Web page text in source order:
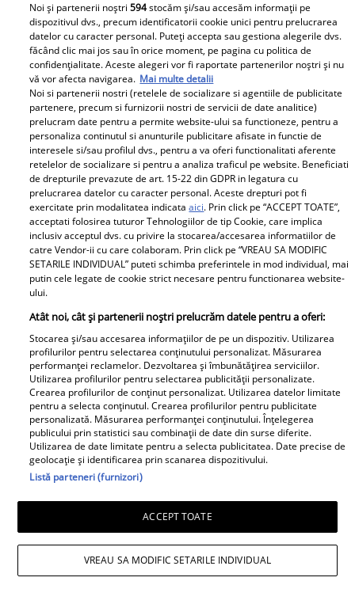
E BREAKING NEWS-UL
lunii în politica
românească,
doamnelor,
domnișoarelor și
domnilor! Astăzi, Sorin
Grindeanu a făcut
ANUNȚUL pe care nici
colegii lui nu se
așteptau să-l audă. Într-
o mișcare FULGER,
liderul PSD tocmai a dat
o veste importantă
E breaking în lumea
mondenă! DESPĂRȚIRE
cu scântei în showbiz-ul
românesc! Îndrăgita
noastră vedetă a
recunoscut TOT, dar
tooot: „Mă abțin să nu-i
scriu. Am făcut
scandal!” Ce s-a
întâmplat e...
Tocmai a picat
adevărata 💣în showbiz!
Cabral rupe tăcerea
despre DIVORȚUL de
Andreea Ibacka, iar ce a
putut face public a
stârnit valuri și valuri de
Noi și partenerii noștri594stocăm și/sau accesăm informații pe
dispozitivul dvs., precum identificatorii cookie unici pentru prelucrarea
datelor cu caracter personal. Puteți accepta sau gestiona alegerile dvs.
făcând clic mai jos sau în orice moment, pe pagina cu politica de
confidențialitate. Aceste alegeri vor fi raportate partenerilor noștri și nu
vă vor afecta navigarea. Mai multe detalii
Noi si partenerii nostri (retelele de socializare si agentiile de publicitate
partenere, precum si furnizorii nostri de servicii de date analitice)
prelucram date pentru a permite website-ului sa functioneze, pentru a
personaliza continutul si anunturile publicitare afisate in functie de
interesele si/sau profilul dvs., pentru a va oferi functionalitati aferente
retelelor de socializare si pentru a analiza traficul pe website. Beneficiati
de drepturile prevazute de art. 15-22 din GDPR in legatura cu
prelucrarea datelor cu caracter personal. Aceste drepturi pot fi
exercitate prin modalitatea indicataaici. Prin click pe “ACCEPT TOATE”,
acceptati folosirea tuturor Tehnologiilor de tip Cookie, care implica
inclusiv acceptul dvs. cu privire la stocarea/accesarea informatiilor de
catre Vendor-ii cu care colaboram. Prin click pe “VREAU SA MODIFIC
SETARILE INDIVIDUAL” puteti schimba preferintele in mod individual, mai
putin cele legate de cookie strict necesare pentru functionarea website-
ului.
Atât noi, cât și partenerii noștri prelucrăm datele pentru a oferi:
Stocarea și/sau accesarea informațiilor de pe un dispozitiv. Utilizarea
profilurilor pentru selectarea conținutului personalizat. Măsurarea
performanței reclamelor. Dezvoltarea și îmbunătățirea serviciilor.
Utilizarea profilurilor pentru selectarea publicității personalizate.
Crearea profilurilor de conținut personalizat. Utilizarea datelor limitate
pentru a selecta conținutul. Crearea profilurilor pentru publicitate
personalizată. Măsurarea performanței conținutului. Înțelegerea
publicului prin statistici sau combinații de date din surse diferite.
Utilizarea de date limitate pentru a selecta publicitatea. Date precise de
geolocație și identificarea prin scanarea dispozitivului.
Listă parteneri (furnizori)
ACCEPT TOATE
VREAU SA MODIFIC SETARILE INDIVIDUAL